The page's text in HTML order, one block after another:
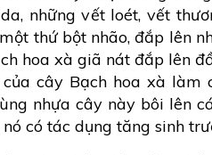
những vết loét, vết
thứ bột nhão, đắp lên
hoa xà giã nát đắp lên
cây Bạch hoa xà làm
nhựa cây này bôi lên
có tác dụng tăng sinh